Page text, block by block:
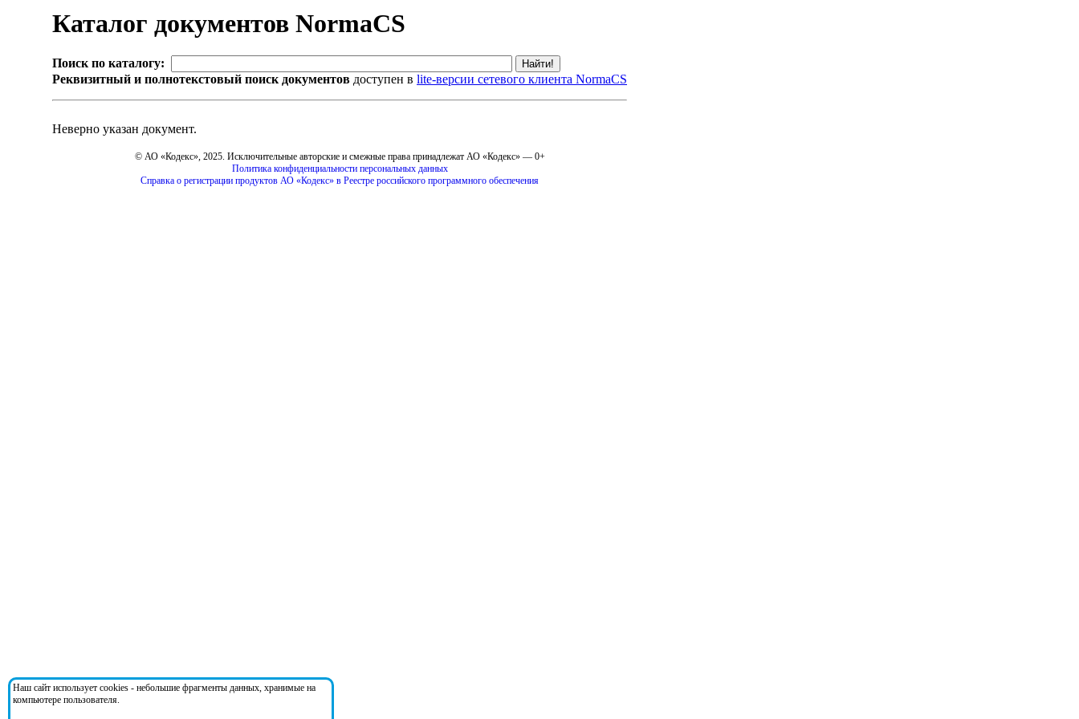
Каталог документов NormaCS
Поиск по каталогу:
Реквизитный и полнотекстовый поиск документов доступен в lite-версии сетевого клиента NormaCS
Неверно указан документ.
© АО «Кодекс», 2025. Исключительные авторские и смежные права принадлежат АО «Кодекс» — 0+
Политика конфиденциальности персональных данных
Справка о регистрации продуктов АО «Кодекс» в Реестре российского программного обеспечения
Наш сайт использует cookies - небольшие фрагменты данных, хранимые на
компьютере пользователя.